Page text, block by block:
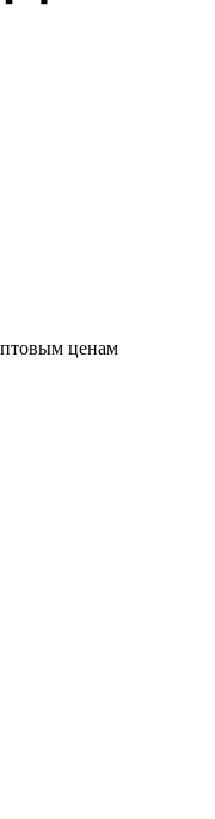
ценам